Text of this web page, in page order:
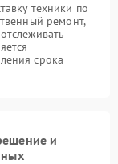
техники по
ремонт,
срока
и